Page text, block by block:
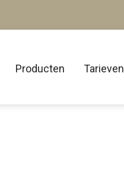
Producten Tarieven